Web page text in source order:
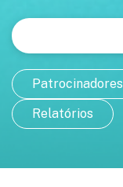
Patrocinadores
Relatórios